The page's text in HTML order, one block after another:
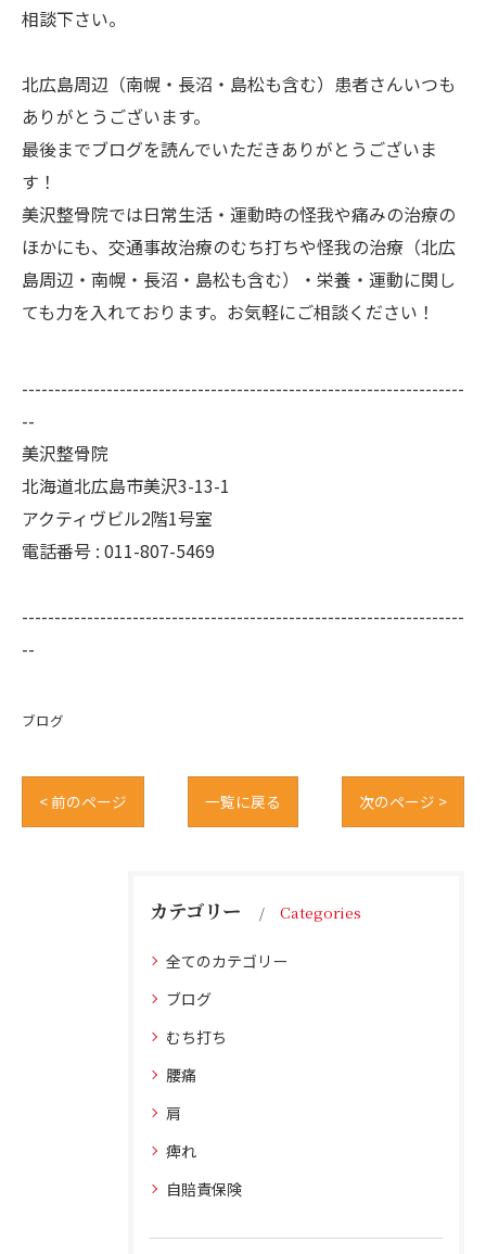
相談下さい。
北広島周辺（南幌・長沼・島松も含む）患者さんいつも
ありがとうございます。
最後までブログを読んでいただきありがとうございま
す！
美沢整骨院では日常生活・運動時の怪我や痛みの治療の
ほかにも、交通事故治療のむち打ちや怪我の治療（北広
島周辺・南幌・長沼・島松も含む）・栄養・運動に関し
ても力を入れております。お気軽にご相談ください！
--------------------------------------------------------------------
--
美沢整骨院
北海道北広島市美沢3-13-1
アクティヴビル2階1号室
電話番号 : 011-807-5469
--------------------------------------------------------------------
--
ブログ
< 前のページ 一覧に戻る 次のページ >
カテゴリー Categories
全てのカテゴリー
ブログ
むち打ち
腰痛
肩
痺れ
自賠責保険